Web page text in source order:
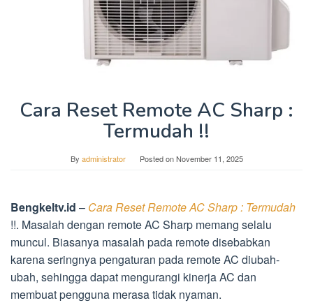
Cara Reset Remote AC Sharp :
Termudah !!
By administrator Posted onNovember 11, 2025
Bengkeltv.id – Cara Reset Remote AC Sharp : Termudah
!!. Masalah dengan remote AC Sharp memang selalu
muncul. Biasanya masalah pada remote disebabkan
karena seringnya pengaturan pada remote AC diubah-
ubah, sehingga dapat mengurangi kinerja AC dan
membuat pengguna merasa tidak nyaman.